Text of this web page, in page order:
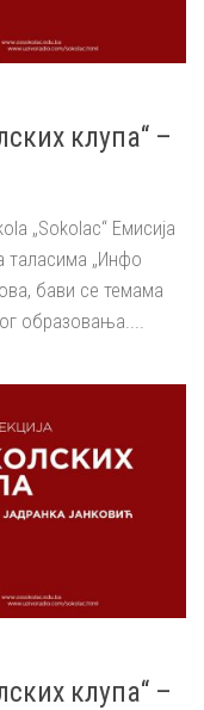
клупа“ –
„Sokolac“ Емисија
таласима „Инфо
бави се темама
образовања....
клупа“ –